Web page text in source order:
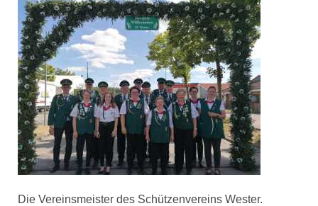
Die Vereinsmeister des Schützenvereins Wester.